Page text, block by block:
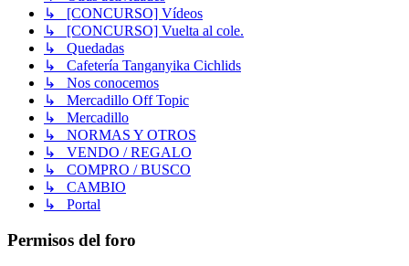
↳ [CONCURSO] Vídeos
↳ [CONCURSO] Vuelta al cole.
↳ Quedadas
↳ Cafetería Tanganyika Cichlids
↳ Nos conocemos
↳ Mercadillo Off Topic
↳ Mercadillo
↳ NORMAS Y OTROS
↳ VENDO / REGALO
↳ COMPRO / BUSCO
↳ CAMBIO
↳ Portal
Permisos del foro